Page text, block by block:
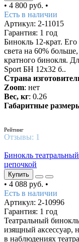
• 4 800 руб. •
Есть в наличии
Артикул: 2-11015
Гарантия: 1 год
Бинокль 12-крат.
света на 60%
кратного бинокля.
Sport БН 12x32 б..
Страна
Zoom: нет
Вес, кг: 0.26
Габаритные
Рейтинг
Отзывы: 1
Бинокль
цепочкой
Купить
• 4 088 руб. •
Есть в наличии
Артикул: 2-10996
Гарантия: 1 год
Театральный
изящный
в наблюдениях